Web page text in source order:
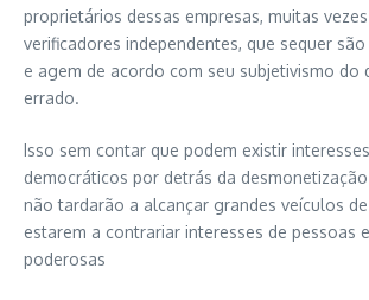
proprietários dessas empresas, muitas
verificadores independentes, que sequer
e agem de acordo com seu subjetivismo do
errado.
Isso sem contar que podem existir
democráticos por detrás da
não tardarão a alcançar grandes veículos
estarem a contrariar interesses de pessoas
poderosas